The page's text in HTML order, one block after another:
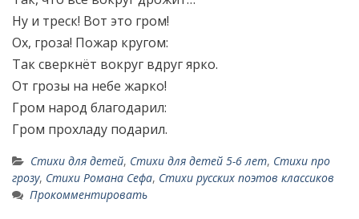
Ну и треск! Вот это гром!
Ох, гроза! Пожар кругом:
Так сверкнёт вокруг вдруг ярко.
От грозы на небе жарко!
Гром народ благодарил:
Гром прохладу подарил.
Стихи для детей, Стихи для детей 5-6 лет, Стихи про
грозу, Стихи Романа Сефа, Стихи русских поэтов классиков
Прокомментировать